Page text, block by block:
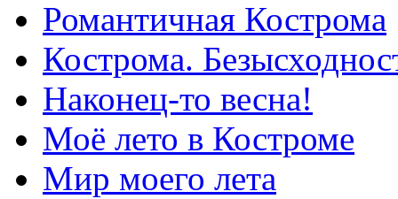
Романтичная Кострома
Кострома.
Наконец-то весна!
Моё лето в Костроме
Мир моего лета